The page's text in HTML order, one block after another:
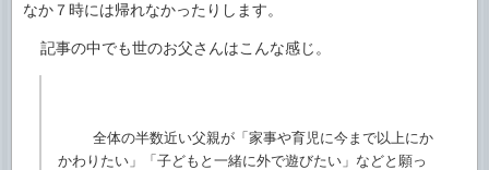
なか７時には帰れなかったりします。
記事の中でも世のお父さんはこんな感じ。
全体の半数近い父親が「家事や育児に今まで以上にか
かわりたい」「子どもと一緒に外で遊びたい」などと願っ